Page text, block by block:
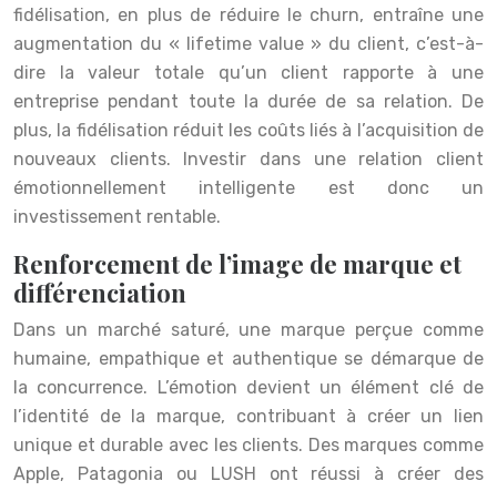
fidélisation, en plus de réduire le churn, entraîne une
augmentation du « lifetime value » du client, c’est-à-
dire la valeur totale qu’un client rapporte à une
entreprise pendant toute la durée de sa relation. De
plus, la fidélisation réduit les coûts liés à l’acquisition de
nouveaux clients. Investir dans une relation client
émotionnellement intelligente est donc un
investissement rentable.
Renforcement de l’image de marque et
différenciation
Dans un marché saturé, une marque perçue comme
humaine, empathique et authentique se démarque de
la concurrence. L’émotion devient un élément clé de
l’identité de la marque, contribuant à créer un lien
unique et durable avec les clients. Des marques comme
Apple, Patagonia ou LUSH ont réussi à créer des